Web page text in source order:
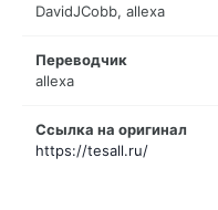
DavidJCobb, allexa
Переводчик
allexa
Ссылка на оригинал
https://tesall.ru/